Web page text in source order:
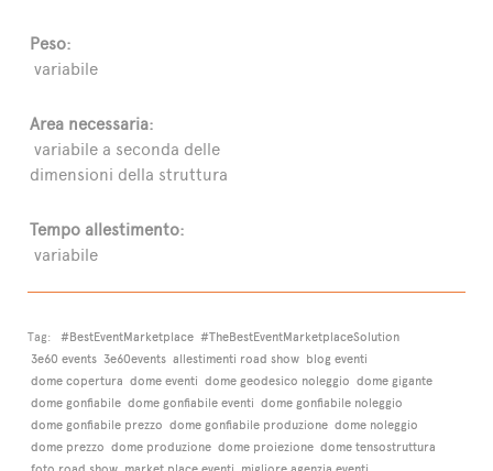
Peso:
variabile
Area necessaria:
variabile a seconda delle
dimensioni della struttura
Tempo allestimento:
variabile
Tag: #BestEventMarketplace #TheBestEventMarketplaceSolution
3e60 events 3e60events allestimenti road show blog eventi
dome copertura dome eventi dome geodesico noleggio dome gigante
dome gonfiabile dome gonfiabile eventi dome gonfiabile noleggio
dome gonfiabile prezzo dome gonfiabile produzione dome noleggio
dome prezzo dome produzione dome proiezione dome tensostruttura